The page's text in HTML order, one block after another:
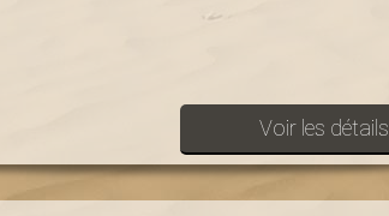
Voir les détails